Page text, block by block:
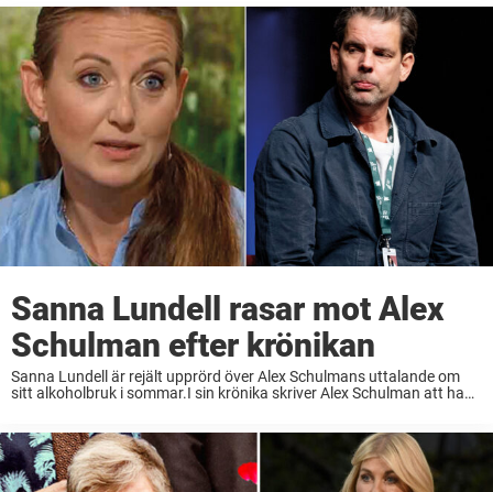
Sanna Lundell rasar mot Alex
Schulman efter krönikan
Sanna Lundell är rejält upprörd över Alex Schulmans uttalande om
sitt alkoholbruk i sommar.I sin krönika skriver Alex Schulman att han